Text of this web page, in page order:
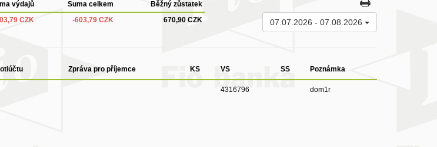
výdajů Suma celkem
Běžný zůstatek
CZK -603,79 CZK 670,90 CZK 07.07.2026 - 07.08.2026
Zpráva pro příjemce KS VS SS Poznámka
4316796 dom1r